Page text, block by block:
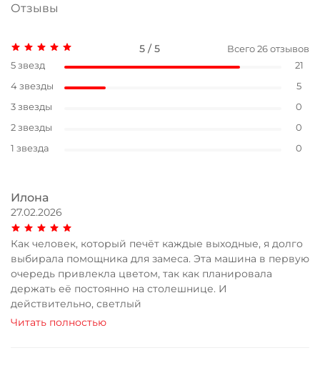
Отзывы
Илона
27.02.2026
Как человек, который печёт каждые выходные, я долго
выбирала помощника для замеса. Эта машина в первую
очередь привлекла цветом, так как планировала
держать её постоянно на столешнице. И
действительно, светлый
Читать полностью
5 / 5 Всего26отзывов
5 звезд
21
4 звезды
5
3 звезды
0
2 звезды
0
1 звезда
0